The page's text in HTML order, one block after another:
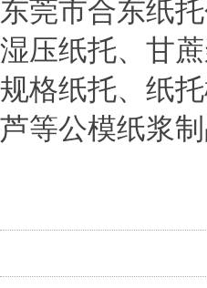
东莞市合东纸
湿压纸托、甘
规格纸托、纸
芦等公模纸浆